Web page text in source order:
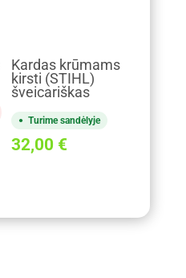
Kardas krūmams
kirsti (STIHL)
šveicariškas
Turime sandėlyje
32,00 €